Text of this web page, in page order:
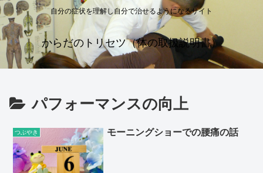
自分の症状を理解し自分で治せるようになるサイト
からだのトリセツ（体の取扱説明書）
パフォーマンスの向上
つぶやき モーニングショーでの腰痛の話